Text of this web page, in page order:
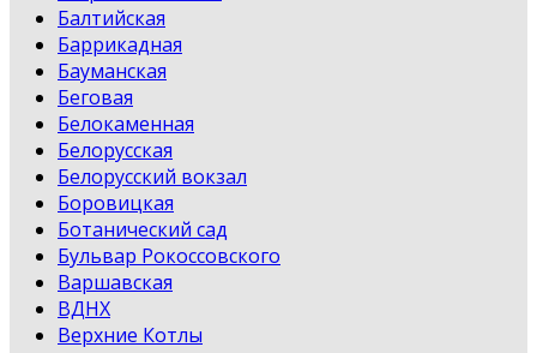
Балтийская
Баррикадная
Бауманская
Беговая
Белокаменная
Белорусская
Белорусский вокзал
Боровицкая
Ботанический сад
Бульвар Рокоссовского
Варшавская
ВДНХ
Верхние Котлы